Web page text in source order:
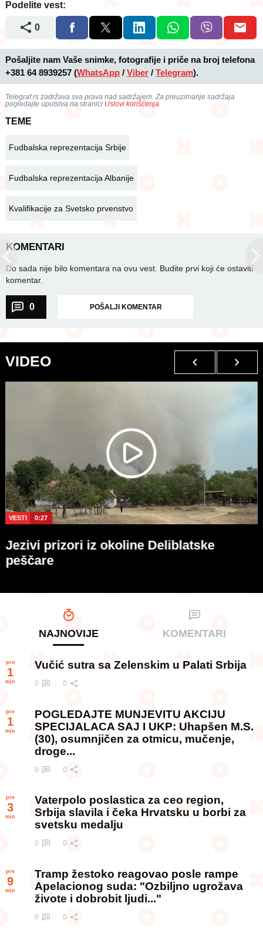
Podelite vest:
0
Pošaljite nam Vaše snimke, fotografije i priče na broj telefona
+381 64 8939257 (WhatsApp /Viber /Telegram).
Telegraf.rs zadržava sva prava nad sadržajem. Za preuzimanje sadržaja
pogledajte uputstva na stranici Uslovi korišćenja
TEME
Fudbalska reprezentacija Srbije
Fudbalska reprezentacija Albanije
Kvalifikacije za Svetsko prvenstvo
KOMENTARI
Do sada nije bilo komentara na ovu vest. Budite prvi koji će ostaviti
komentar.
0 POŠALJI KOMENTAR
VIDEO
VESTI 0:27
Jezivi prizori iz okoline Deliblatske
peščare
NAJNOVIJE KOMENTARI
pre
1
min
Vučić sutra sa Zelenskim u Palati Srbija
0 0
pre
1
min
POGLEDAJTE MUNJEVITU AKCIJU
SPECIJALACA SAJ I UKP: Uhapšen M.S.
(30), osumnjičen za otmicu, mučenje,
droge...
0 0
pre
3
min
Vaterpolo poslastica za ceo region,
Srbija slavila i čeka Hrvatsku u borbi za
svetsku medalju
0 0
pre
9
min
Tramp žestoko reagovao posle rampe
Apelacionog suda: "Ozbiljno ugrožava
živote i dobrobit ljudi..."
0 0